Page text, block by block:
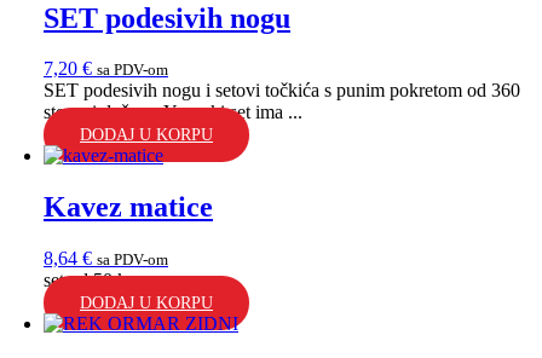
SET podesivih nogu
7,20 € sa PDV-om
SET podesivih nogu i setovi točkića s punim pokretom od 360
stepeni duž ose Y, svaki set ima ...
DODAJ U KORPU
Kavez matice
8,64 € sa PDV-om
set od 50 kom...
DODAJ U KORPU